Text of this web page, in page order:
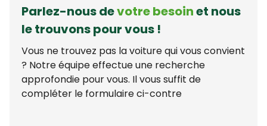
Parlez-nous devotre besoinet nous
le trouvons pour vous !
Vous ne trouvez pas la voiture qui vous convient
? Notre équipe effectue une recherche
approfondie pour vous. Il vous suffit de
compléter le formulaire ci-contre